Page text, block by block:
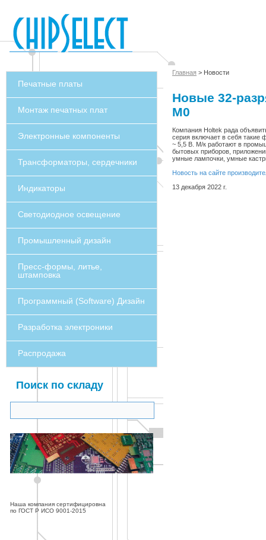
Печатные платы
Монтаж печатных плат
Электронные компоненты
Трансформаторы, сердечники
Индикаторы
Светодиодное освещение
Промышленный дизайн
Пресс-формы, литье,
штамповка
Программный (Software) Дизайн
Разработка электроники
Распродажа
Поиск по складу
Наша компания сертифицировна
по ГОСТ Р ИСО 9001-2015
Главная > Новости
Новые 32-
M0
Компания Holtek рада
серия включает в себя такие
~ 5,5 В. М/к работают в
бытовых приборов,
умные лампочки, умные
Новость на сайте
13 декабря 2022 г.